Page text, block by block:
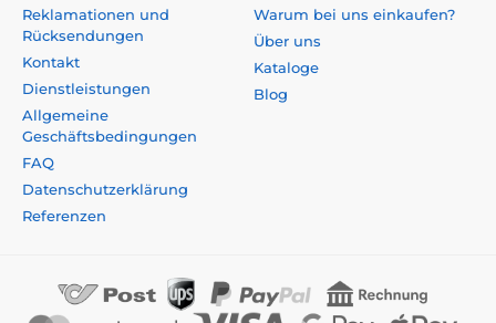
Reklamationen und
Rücksendungen
Kontakt
Dienstleistungen
Allgemeine
Geschäftsbedingungen
FAQ
Datenschutzerklärung
Referenzen
Warum bei uns einkaufen?
Über uns
Kataloge
Blog